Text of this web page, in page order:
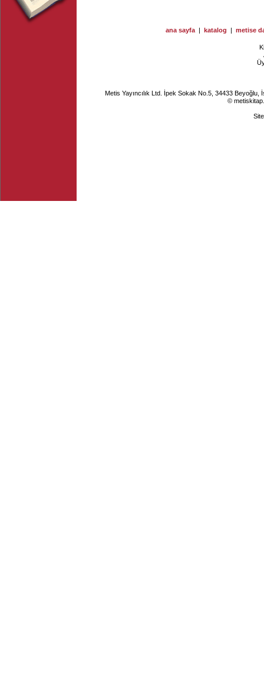
ana sayfa | katalog | metise
Metis Yayıncılık Ltd. İpek Sokak No.5, 34433
©